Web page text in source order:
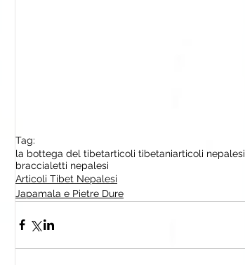
Tag:
la bottega del tibetarticoli tibetaniarticoli nepalesi
braccialetti nepalesi
Articoli Tibet Nepalesi
Japamala e Pietre Dure